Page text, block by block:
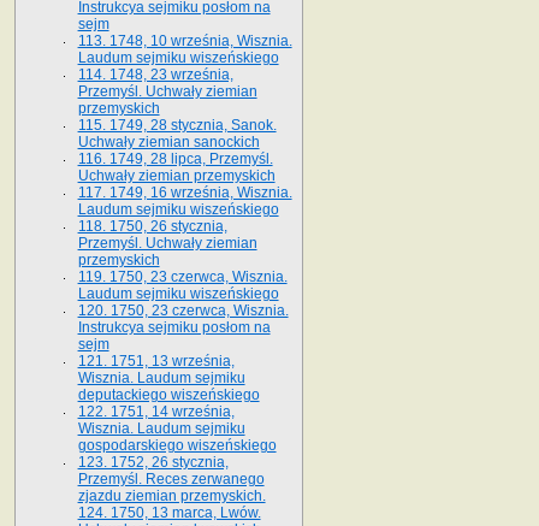
Instrukcya sejmiku posłom na
sejm
113. 1748, 10 września, Wisznia.
Laudum sejmiku wiszeńskiego
114. 1748, 23 września,
Przemyśl. Uchwały ziemian
przemyskich
115. 1749, 28 stycznia, Sanok.
Uchwały ziemian sanockich
116. 1749, 28 lipca, Przemyśl.
Uchwały ziemian przemyskich
117. 1749, 16 września, Wisznia.
Laudum sejmiku wiszeńskiego
118. 1750, 26 stycznia,
Przemyśl. Uchwały ziemian
przemyskich
119. 1750, 23 czerwca, Wisznia.
Laudum sejmiku wiszeńskiego
120. 1750, 23 czerwca, Wisznia.
Instrukcya sejmiku posłom na
sejm
121. 1751, 13 września,
Wisznia. Laudum sejmiku
deputackiego wiszeńskiego
122. 1751, 14 września,
Wisznia. Laudum sejmiku
gospodarskiego wiszeńskiego
123. 1752, 26 stycznia,
Przemyśl. Reces zerwanego
zjazdu ziemian przemyskich.
124. 1750, 13 marca, Lwów.